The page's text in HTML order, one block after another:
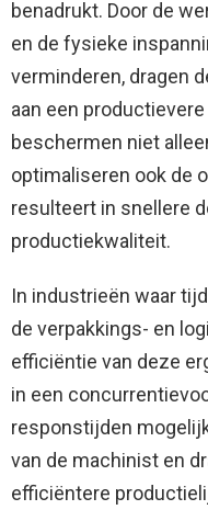
benadrukt. Door de
en de fysieke
verminderen, dragen
aan een
beschermen niet
optimaliseren ook de
resulteert in snellere
productiekwaliteit.
In industrieën waar
de verpakkings- en
efficiëntie van deze
in een
responstijden
van de machinist en
efficiëntere